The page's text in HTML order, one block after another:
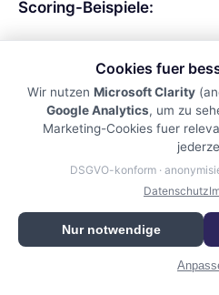
Scoring-Beispiele:
Zertifizierungsseite
Produktkatalog
Besondere Fokus-Bereiche:
Projektbudget und -
Cookies fuer
Wir nutzen Microsoft Clarity
Google Analytics, um zu
Marketing-Cookies fuer
DSGVO-konform ·
Datenschutz
Nur notwendige